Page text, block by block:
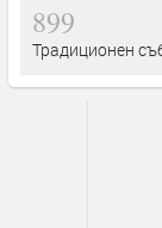
899
Традиционен